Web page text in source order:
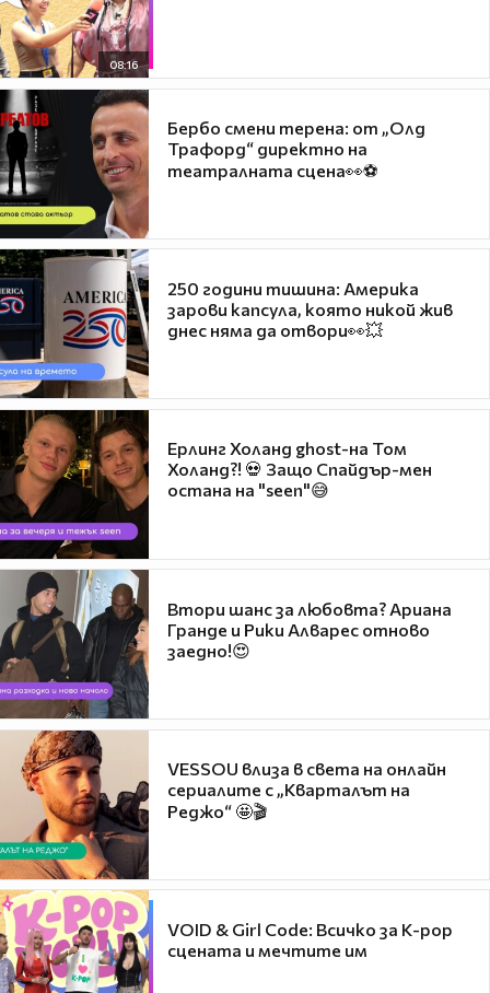
08:16
Бербо смени терена: от „Олд
Трафорд“ директно на
театралната сцена👀⚽
250 години тишина: Америка
зарови капсула, която никой жив
днес няма да отвори👀💥
Ерлинг Холанд ghost-на Том
Холанд?! 💀 Защо Спайдър-мен
остана на "seen"😅
Втори шанс за любовта? Ариана
Гранде и Рики Алварес отново
заедно!😍
VESSOU влиза в света на онлайн
сериалите с „Кварталът на
Реджо“ 🤩🎬
VOID & Girl Code: Всичко за K-pop
сцената и мечтите им